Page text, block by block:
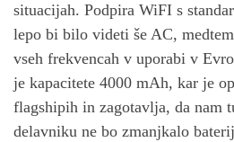
situacijah. Podpira WiFI s
lepo bi bilo videti še AC,
vseh frekvencah v uporabi v
je kapacitete 4000 mAh, kar je
flagshipih in zagotavlja, da nam
delavniku ne bo zmanjkalo